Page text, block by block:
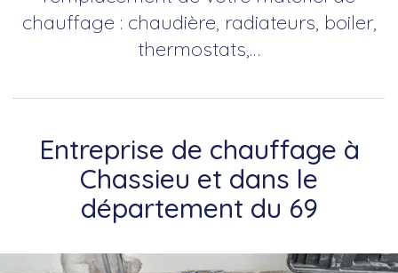
chauffage : chaudière, radiateurs, boiler,
thermostats,…
Entreprise de chauffage à
Chassieu et dans le
département du 69